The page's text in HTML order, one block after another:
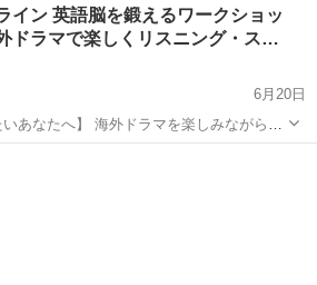
えるワークショッ
ドラマで楽しくリスニング・ス…
6月20日
ラマを楽しみながら学
自然に身につけた